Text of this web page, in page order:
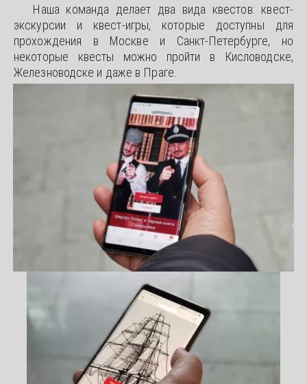
Наша команда делает два вида квестов: квест-
экскурсии и квест-игры, которые доступны для
прохождения в Москве и Санкт-Петербурге, но
некоторые квесты можно пройти в Кисловодске,
Железноводске и даже в Праге.